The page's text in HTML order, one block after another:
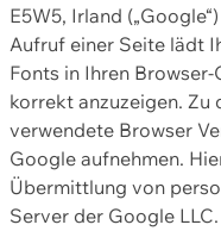
E5W5, Irland
Aufruf einer Seite lädt
Fonts in Ihren
korrekt anzuzeigen. Zu
verwendete Browser
Google aufnehmen.
Übermittlung von
Server der Google